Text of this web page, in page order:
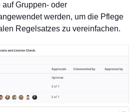
Gruppen- oder
werden, um die Pflege
Regelsatzes zu vereinfachen.